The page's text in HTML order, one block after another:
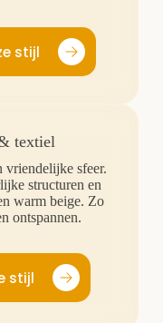
stijl
textiel
sfeer.
structuren en
warm beige. Zo
ontspannen.
stijl